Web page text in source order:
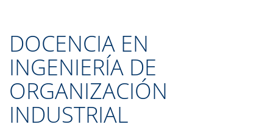
DOCENCIA EN
INGENIERÍA DE
ORGANIZACIÓN
INDUSTRIAL